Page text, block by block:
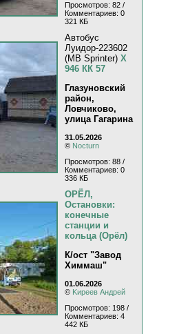
Просмотров: 82 /
Комментариев: 0
321 КБ
Автобус
Луидор-223602
(MB Sprinter) Х
946 КК 57
Глазуновский
район,
Ловчиково,
улица Гагарина
31.05.2026
© Nocturn
Просмотров: 88 /
Комментариев: 0
336 КБ
ОРЁЛ,
Остановки:
конечные
станции и
кольца (Орёл)
К/ост "Завод
Химмаш"
01.06.2026
© Kиpeeв Aндpeй
Просмотров: 198 /
Комментариев: 4
442 КБ